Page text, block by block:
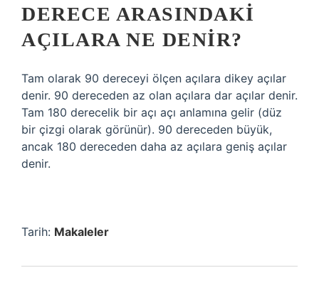
DERECE ARASINDAKI
AÇILARA NE DENIR?
Tam olarak 90 dereceyi ölçen açılara dikey açılar
denir. 90 dereceden az olan açılara dar açılar denir.
Tam 180 derecelik bir açı açı anlamına gelir (düz
bir çizgi olarak görünür). 90 dereceden büyük,
ancak 180 dereceden daha az açılara geniş açılar
denir.
Tarih: Makaleler